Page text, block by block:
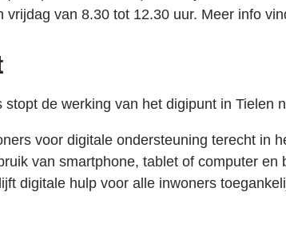
van 8.30 tot 12.30 uur. Meer info
de werking van het digipunt in Tielen
voor digitale ondersteuning terecht in
van smartphone, tablet of computer en
digitale hulp voor alle inwoners